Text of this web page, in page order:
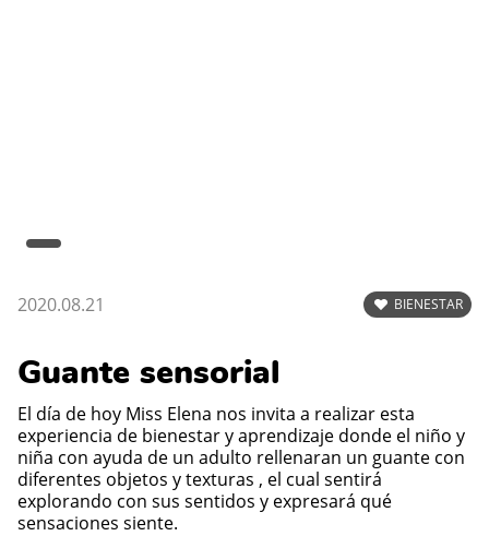
2020.08.21 BIENESTAR
Guante sensorial
El día de hoy Miss Elena nos invita a realizar esta
experiencia de bienestar y aprendizaje donde el niño y
niña con ayuda de un adulto rellenaran un guante con
diferentes objetos y texturas , el cual sentirá
explorando con sus sentidos y expresará qué
sensaciones siente.